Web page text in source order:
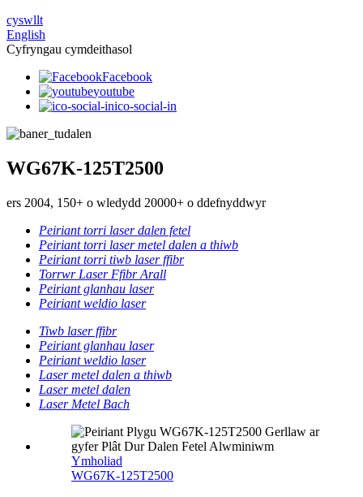
cyswllt
English
Cyfryngau cymdeithasol
Facebook
youtube
ico-social-in
WG67K-125T2500
ers 2004, 150+ o wledydd 20000+ o ddefnyddwyr
Peiriant torri laser dalen fetel
Peiriant torri laser metel dalen a thiwb
Peiriant torri tiwb laser ffibr
Torrwr Laser Ffibr Arall
Peiriant glanhau laser
Peiriant weldio laser
Tiwb laser ffibr
Peiriant glanhau laser
Peiriant weldio laser
Laser metel dalen a thiwb
Laser metel dalen
Laser Metel Bach
Ymholiad
WG67K-125T2500